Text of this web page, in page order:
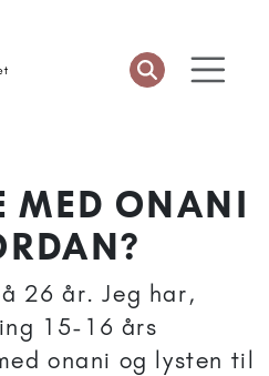
MED ONANI
26 år. Jeg har,
15-16 års
onani og lysten til